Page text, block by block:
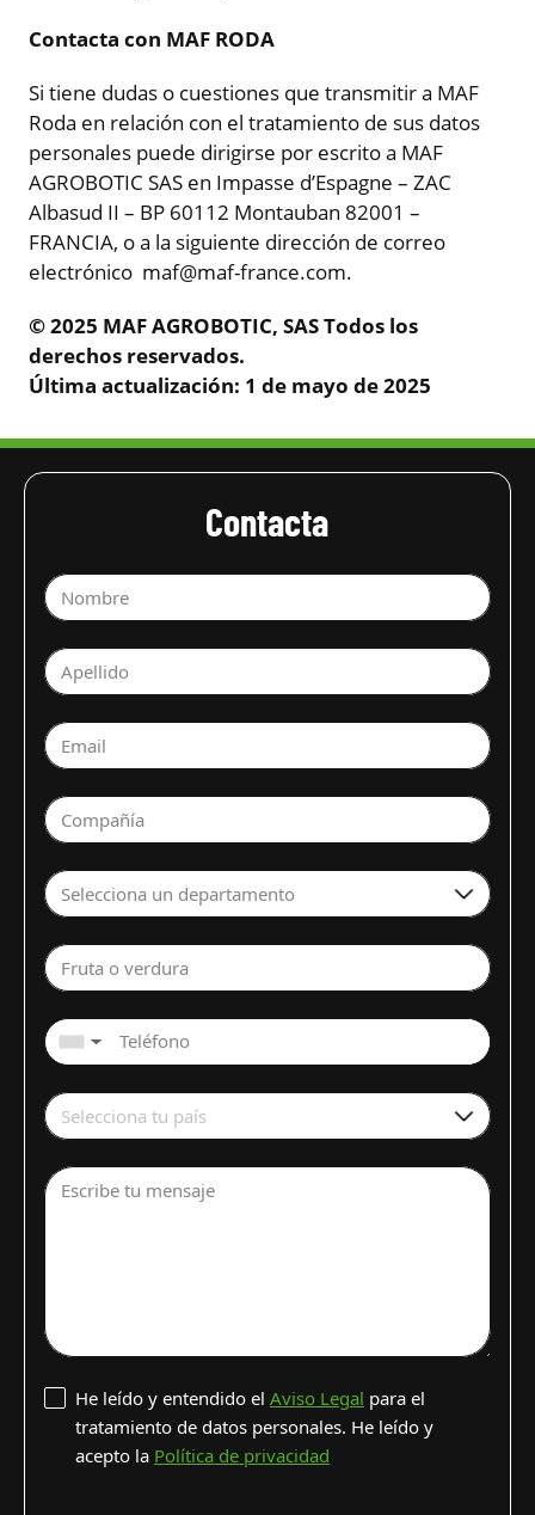
Contacta con MAF RODA
Si tiene dudas o cuestiones que transmitir a MAF
Roda en relación con el tratamiento de sus datos
personales puede dirigirse por escrito a MAF
AGROBOTIC SAS en Impasse d’Espagne – ZAC
Albasud II – BP 60112 Montauban 82001 –
FRANCIA, o a la siguiente dirección de correo
electrónico maf@maf-france.com.
© 2025 MAF AGROBOTIC, SAS Todos los
derechos reservados.
Última actualización: 1 de mayo de 2025
Contacta
Nombre
Apellido
Email
Compañía
Selecciona un departamento
Fruta o verdura
▼
Selecciona tu país
Escribe tu mensaje
He leído y entendido el Aviso Legal para el
tratamiento de datos personales. He leído y
acepto la Política de privacidad